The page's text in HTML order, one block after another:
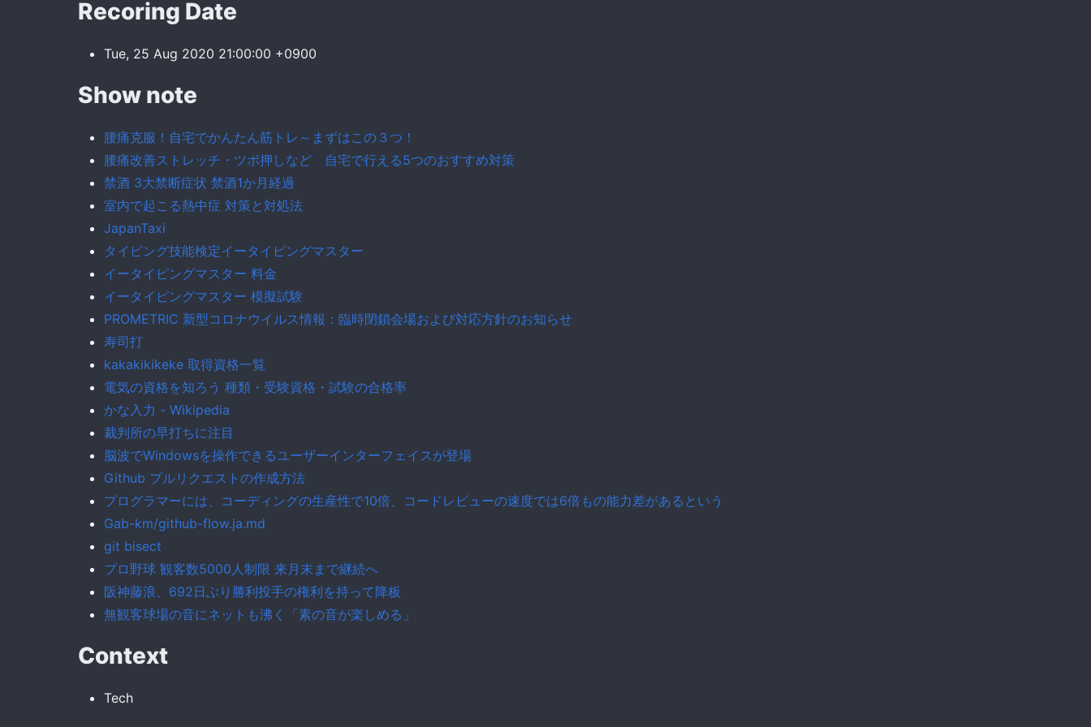
Recoring Date
Tue, 25 Aug 2020 21:00:00 +0900
Show note
腰痛克服！自宅でかんたん筋トレ～まずはこの３つ！
腰痛改善ストレッチ・ツボ押しなど 自宅で行える5つのおすすめ対策
禁酒 3大禁断症状 禁酒1か月経過
室内で起こる熱中症 対策と対処法
JapanTaxi
タイピング技能検定イータイピングマスター
イータイピングマスター 料金
イータイピングマスター 模擬試験
PROMETRIC 新型コロナウイルス情報：臨時閉鎖会場および対応方針のお知らせ
寿司打
kakakikikeke 取得資格一覧
電気の資格を知ろう 種類・受験資格・試験の合格率
かな入力 - Wikipedia
裁判所の早打ちに注目
脳波でWindowsを操作できるユーザーインターフェイスが登場
Github プルリクエストの作成方法
プログラマーには、コーディングの生産性で10倍、コードレビューの速度では6倍もの能力差があるという
Gab-km/github-flow.ja.md
git bisect
プロ野球 観客数5000人制限 来月末まで継続へ
阪神藤浪、692日ぶり勝利投手の権利を持って降板
無観客球場の音にネットも沸く「素の音が楽しめる」
Context
Tech